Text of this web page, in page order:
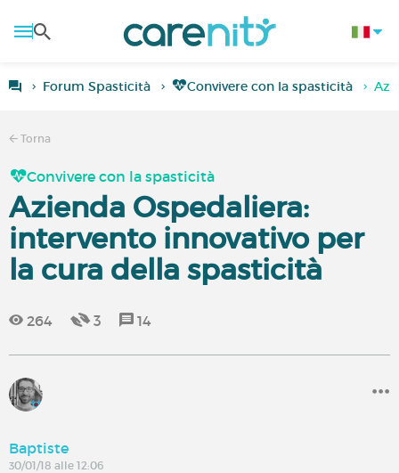
Forum Spasticità Convivere con la spasticità
Torna
Convivere con la spasticità
Azienda Ospedaliera:
intervento innovativo per
la cura della spasticità
264 3 14
Baptiste
30/01/18 alle 12:06